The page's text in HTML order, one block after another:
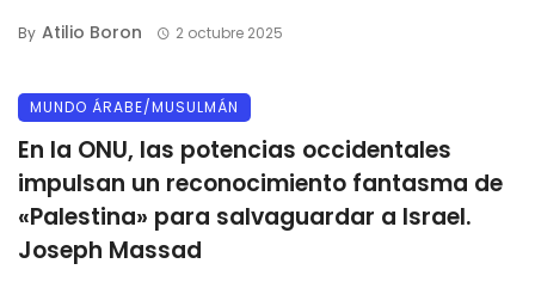
By Atilio Boron 2 octubre 2025
MUNDO ÁRABE/MUSULMÁN
En la ONU, las potencias occidentales
impulsan un reconocimiento fantasma de
«Palestina» para salvaguardar a Israel.
Joseph Massad